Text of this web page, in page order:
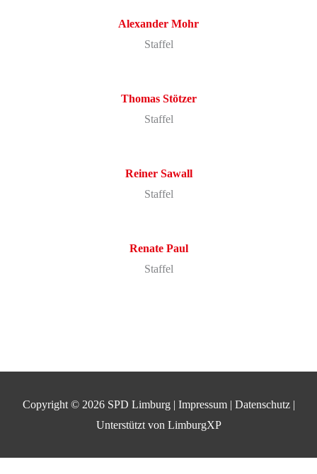
Alexander Mohr
Staffel
Thomas Stötzer
Staffel
Reiner Sawall
Staffel
Renate Paul
Staffel
Copyright © 2026 SPD Limburg| Impressum| Datenschutz|
Unterstützt von LimburgXP